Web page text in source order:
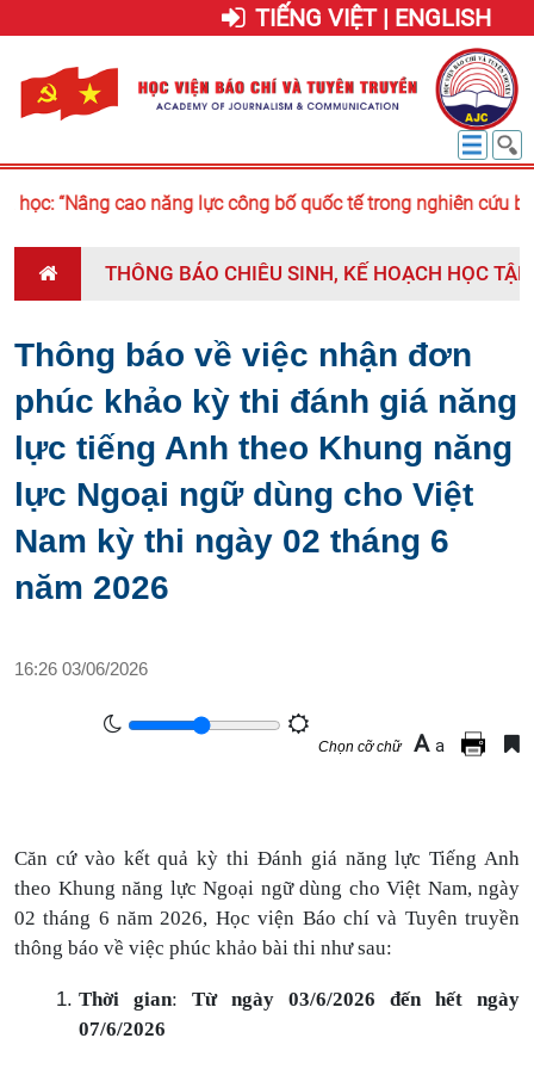
TIẾNG VIỆT | ENGLISH
học: “Nâng cao năng lực công bố quốc tế trong nghiên cứu
THÔNG BÁO CHIÊU SINH, KẾ HOẠCH HỌC
Thông báo về việc nhận đơn
phúc khảo kỳ thi đánh giá năng
lực tiếng Anh theo Khung năng
lực Ngoại ngữ dùng cho Việt
Nam kỳ thi ngày 02 tháng 6
năm 2026
16:26 03/06/2026
Chọn cỡ chữ A a
Căn cứ vào kết quả kỳ thi Đánh giá năng lực Tiếng Anh
theo Khung năng lực Ngoại ngữ dùng cho Việt Nam, ngày
02 tháng 6 năm 2026, Học viện Báo chí và Tuyên truyền
thông báo về việc phúc khảo bài thi như sau:
Thời gian: Từ ngày 03/6/2026 đến hết ngày
07/6/2026